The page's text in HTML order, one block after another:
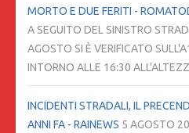
MORTO E DUE FERITI -
A SEGUITO DEL SINISTRO
AGOSTO SI È VERIFICATO
INTORNO ALLE 16:30
INCIDENTI STRADALI, IL
ANNI FA - RAINEWS 5 AGOSTO